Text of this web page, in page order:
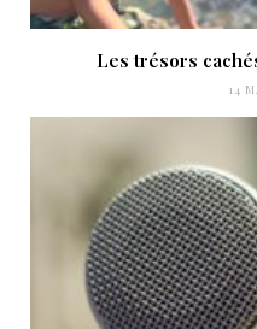
Les trésors
14